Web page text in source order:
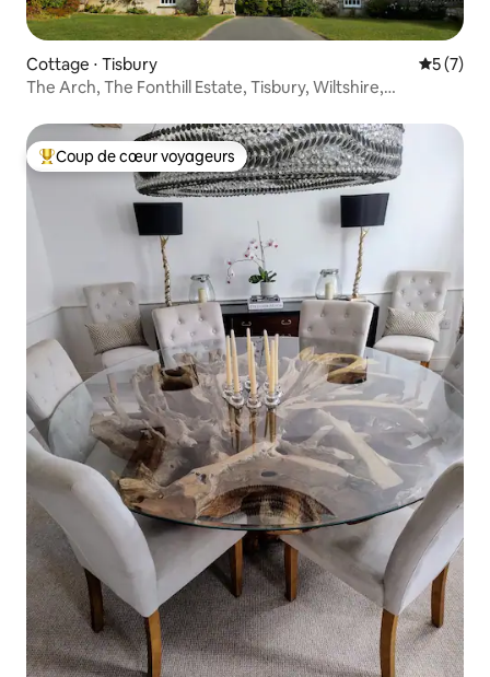
Cottage ⋅ Tisbury
5 (7)
The Arch, The Fonthill Estate, Tisbury, Wiltshire,
Coups de cœur voyageurs les plus appréciés
Coup de cœur voyageurs